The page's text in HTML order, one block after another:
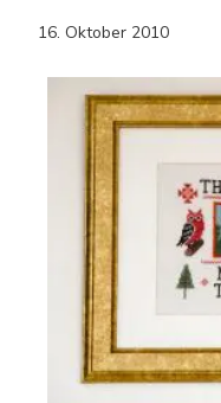
16. Oktober 2010